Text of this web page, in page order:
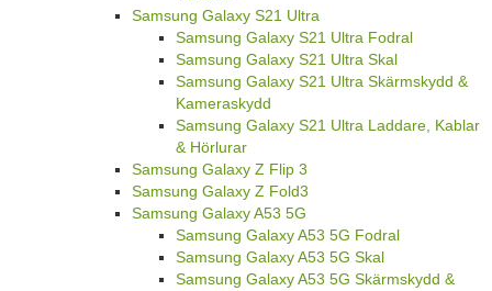
Samsung Galaxy S21 Ultra
Samsung Galaxy S21 Ultra Fodral
Samsung Galaxy S21 Ultra Skal
Samsung Galaxy S21 Ultra Skärmskydd &
Kameraskydd
Samsung Galaxy S21 Ultra Laddare, Kablar
& Hörlurar
Samsung Galaxy Z Flip 3
Samsung Galaxy Z Fold3
Samsung Galaxy A53 5G
Samsung Galaxy A53 5G Fodral
Samsung Galaxy A53 5G Skal
Samsung Galaxy A53 5G Skärmskydd &